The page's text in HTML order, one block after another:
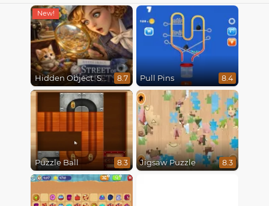
Hidden Object: Street Of Secrets 8.7 Pull Pins 8.4
Puzzle Ball 8.3 Jigsaw Puzzle 8.3